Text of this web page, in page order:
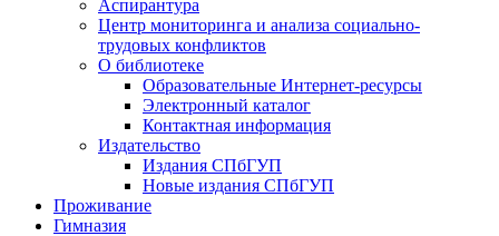
Аспирантура
Центр мониторинга и анализа социально-
трудовых конфликтов
О библиотеке
Образовательные Интернет-ресурсы
Электронный каталог
Контактная информация
Издательство
Издания СПбГУП
Новые издания СПбГУП
Проживание
Гимназия